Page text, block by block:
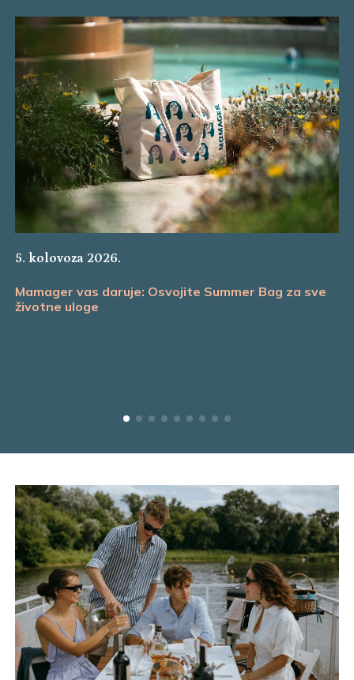
5. kolovoza 2026.
Mamager vas daruje: Osvojite Summer Bag za sve
životne uloge